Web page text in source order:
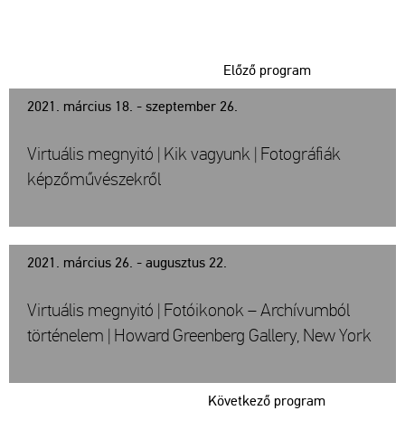
2021. március 18. - szeptember 26.
Előző program
Virtuális megnyitó | Kik vagyunk | Fotográfiák
képzőművészekről
2021. március 26. - augusztus 22.
Következő program
Virtuális megnyitó | Fotóikonok – Archívumból
történelem | Howard Greenberg Gallery, New York